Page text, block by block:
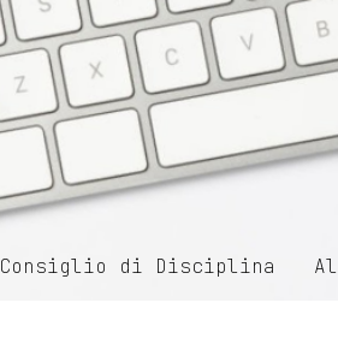
Consiglio di Disciplina